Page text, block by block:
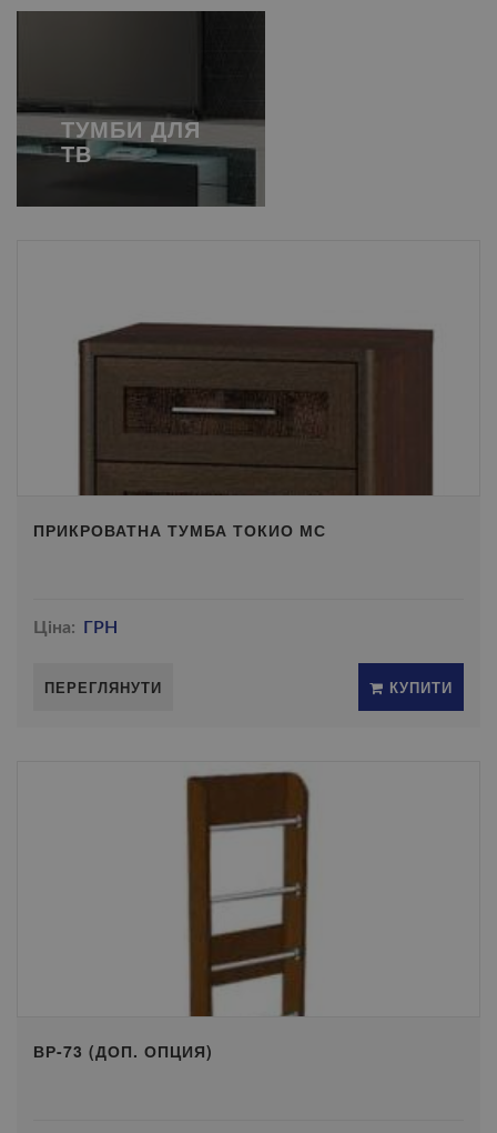
ТУМБИ ДЛЯ
ТВ
ПРИКРОВАТНА ТУМБА ТОКИО МС
Ціна: ГРН
ПЕРЕГЛЯНУТИ КУПИТИ
ВР-73 (ДОП. ОПЦИЯ)